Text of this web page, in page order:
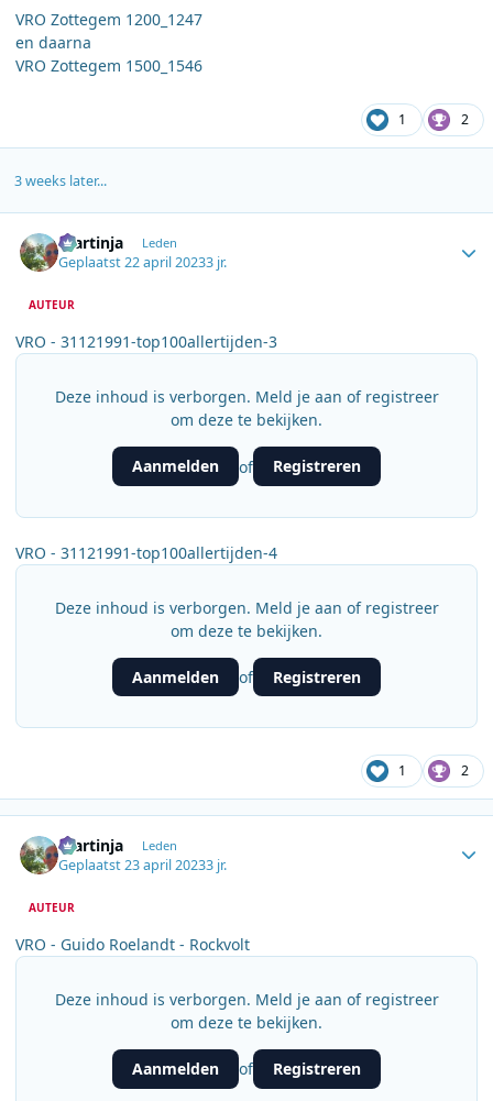
VRO Zottegem 1200_1247
en daarna
VRO Zottegem 1500_1546
1 2
3 weeks later...
martinja Leden
Geplaatst22 april 20233 jr.
AUTEUR
VRO - 31121991-top100allertijden-3
Deze inhoud is verborgen. Meld je aan of registreer
om deze te bekijken.
Aanmelden of Registreren
VRO - 31121991-top100allertijden-4
Deze inhoud is verborgen. Meld je aan of registreer
om deze te bekijken.
Aanmelden of Registreren
1 2
martinja Leden
Geplaatst23 april 20233 jr.
AUTEUR
VRO - Guido Roelandt - Rockvolt
Deze inhoud is verborgen. Meld je aan of registreer
om deze te bekijken.
Aanmelden of Registreren